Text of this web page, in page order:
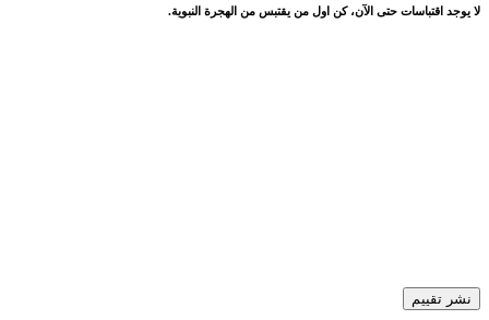
لا يوجد اقتباسات حتى الآن، كن اول من يقتبس من الهجرة النبوية.
نشر تقييم